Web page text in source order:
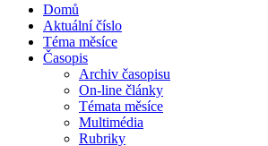
Domů
Aktuální číslo
Téma měsíce
Časopis
Archiv časopisu
On-line články
Témata měsíce
Multimédia
Rubriky